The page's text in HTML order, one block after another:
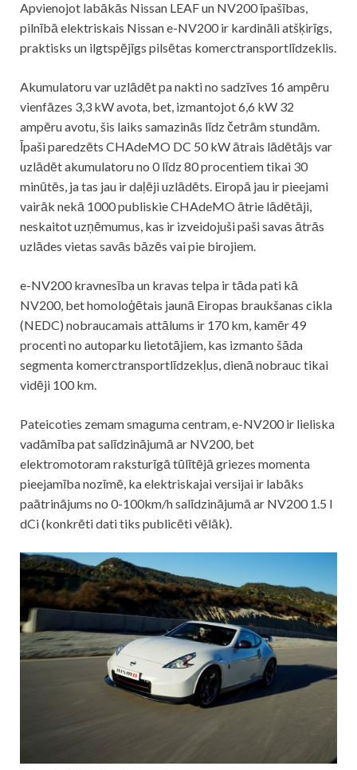
Apvienojot labākās Nissan LEAF un NV200 īpašības,
pilnībā elektriskais Nissan e-NV200 ir kardināli atšķirīgs,
praktisks un ilgtspējīgs pilsētas komerctransportlīdzeklis.
Akumulatoru var uzlādēt pa nakti no sadzīves 16 ampēru
vienfāzes 3,3 kW avota, bet, izmantojot 6,6 kW 32
ampēru avotu, šis laiks samazinās līdz četrām stundām.
Īpaši paredzēts CHAdeMO DC 50 kW ātrais lādētājs var
uzlādēt akumulatoru no 0 līdz 80 procentiem tikai 30
minūtēs, ja tas jau ir daļēji uzlādēts. Eiropā jau ir pieejami
vairāk nekā 1000 publiskie CHAdeMO ātrie lādētāji,
neskaitot uzņēmumus, kas ir izveidojuši paši savas ātrās
uzlādes vietas savās bāzēs vai pie birojiem.
e-NV200 kravnesība un kravas telpa ir tāda pati kā
NV200, bet homoloģētais jaunā Eiropas braukšanas cikla
(NEDC) nobraucamais attālums ir 170 km, kamēr 49
procenti no autoparku lietotājiem, kas izmanto šāda
segmenta komerctransportlīdzekļus, dienā nobrauc tikai
vidēji 100 km.
Pateicoties zemam smaguma centram, e-NV200 ir lieliska
vadāmība pat salīdzinājumā ar NV200, bet
elektromotoram raksturīgā tūlītējā griezes momenta
pieejamība nozīmē, ka elektriskajai versijai ir labāks
paātrinājums no 0-100km/h salīdzinājumā ar NV200 1.5 l
dCi (konkrēti dati tiks publicēti vēlāk).